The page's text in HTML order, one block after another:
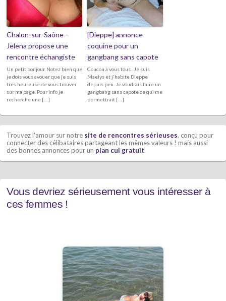
Chalon-sur-Saône –
Jelena propose une
rencontre échangiste
Un petit bonjour. Notez bien que
je dois vous avouer que je suis
très heureuse de vous trouver
sur ma page. Pour info je
recherche une […]
[Dieppe] annonce
coquine pour un
gangbang sans capote
Coucou à vous tous.. Je suis
Maelys et j'habite Dieppe
depuis peu. Je voudrais faire un
gangbang sans capote ce qui me
permettrait […]
Trouvez l'amour sur notre site de rencontres sérieuses, conçu pour
connecter des célibataires partageant les mêmes valeurs ! mais aussi
des bonnes annonces pour un plan cul gratuit.
Vous devriez sérieusement vous intéresser à
ces femmes !